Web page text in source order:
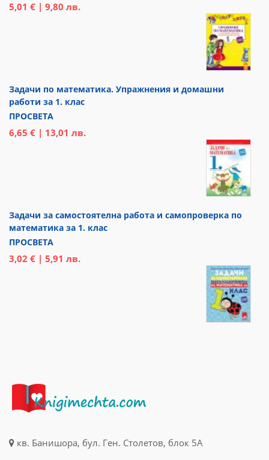
5,01 € | 9,80 лв.
Задачи по математика. Упражнения и домашни
работи за 1. клас
ПРОСВЕТА
6,65 € | 13,01 лв.
Задачи за самостоятелна работа и самопроверка по
математика за 1. клас
ПРОСВЕТА
3,02 € | 5,91 лв.
кв. Банишора, бул. Ген. Столетов, блок 5А